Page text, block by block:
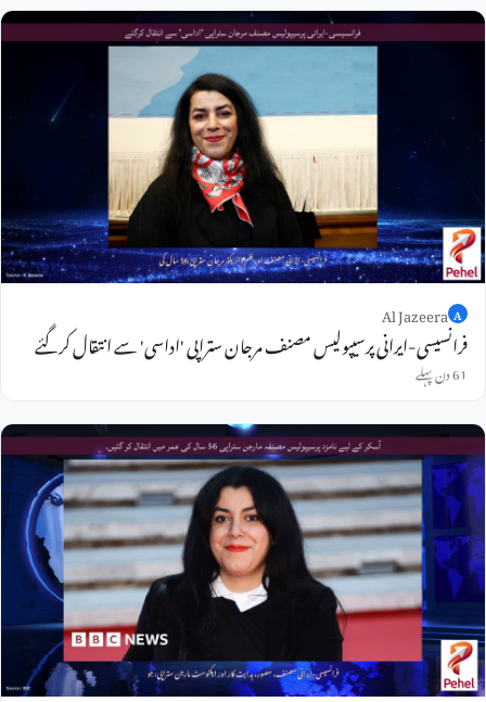
A
Al Jazeera
فرانسیسی-ایرانی پرسیپولیس مصنف مرجان ستراپی 'اداسی' سے انتقال کرگئے
61 دن پہلے